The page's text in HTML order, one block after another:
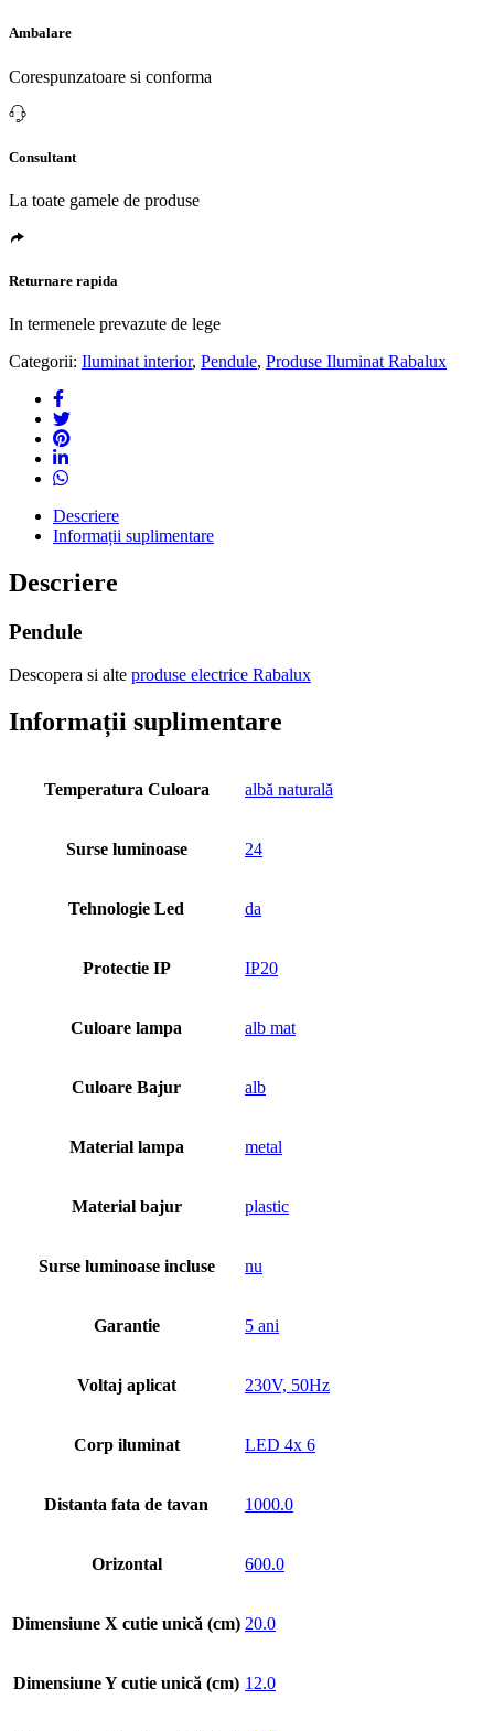
Ambalare
Corespunzatoare si conforma
Consultant
La toate gamele de produse
Returnare rapida
In termenele prevazute de lege
Categorii: Iluminat interior, Pendule, Produse Iluminat Rabalux
Descriere
Informații suplimentare
Descriere
Pendule
Descopera si alte produse electrice Rabalux
Informații suplimentare
Temperatura Culoara albă naturală
Surse luminoase 24
Tehnologie Led da
Protectie IP IP20
Culoare lampa alb mat
Culoare Bajur alb
Material lampa metal
Material bajur plastic
Surse luminoase incluse nu
Garantie 5 ani
Voltaj aplicat 230V, 50Hz
Corp iluminat LED 4x 6
Distanta fata de tavan 1000.0
Orizontal 600.0
Dimensiune X cutie unică (cm) 20.0
Dimensiune Y cutie unică (cm) 12.0